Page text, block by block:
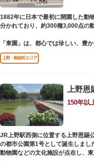
説を聞きながら本館や前庭を一緒
でも気軽に楽しめるプログラムも
1882年に日本で最初に開園した動
分かれており、約300種3,000点の
「東園」は、都心では珍しい、豊
どが住む森エリアや、ホッキョク
びなど迫力あるシーンが目撃でき
一方「西園」は、蓮の名所として
に位置する区域。キリンやサイな
ない鳥”として話題のハシビロコウ
子ども動物園「すてっぷ」では、
の大切さや生きものの魅力が学べ
歩き疲れたり、お腹が空いてきた
休憩しましょう。それぞれのお店
上野・御徒町エリア
上野恩
150年以
JR上野駅西側に位置する上野恩賜
の都市公園第1号として誕生しま
動物園などの文化施設が点在し、